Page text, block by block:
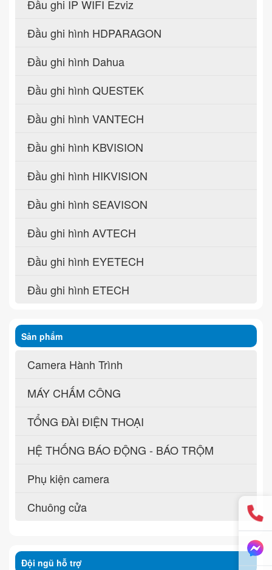
Đầu ghi IP WIFI Ezviz
Đầu ghi hình HDPARAGON
Đầu ghi hình Dahua
Đầu ghi hình QUESTEK
Đầu ghi hình VANTECH
Đầu ghi hình KBVISION
Đầu ghi hình HIKVISION
Đầu ghi hình SEAVISON
Đầu ghi hình AVTECH
Đầu ghi hình EYETECH
Đầu ghi hình ETECH
Sản phẩm
Camera Hành Trình
MÁY CHẤM CÔNG
TỔNG ĐÀI ĐIỆN THOẠI
HỆ THỐNG BÁO ĐỘNG - BÁO TRỘM
Phụ kiện camera
Chuông cửa
Đội ngũ hỗ trợ